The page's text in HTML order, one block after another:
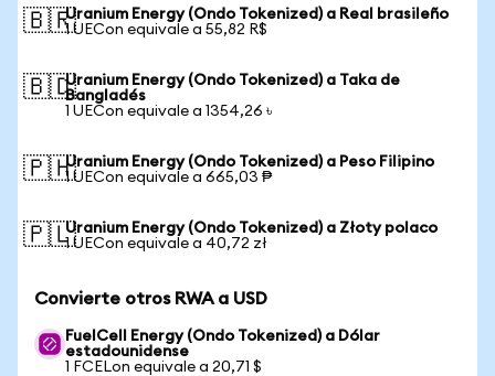
🇧🇷Uranium Energy (Ondo Tokenized) a Real brasileño
1 UECon equivale a 55,82 R$
🇧🇩Uranium Energy (Ondo Tokenized) a Taka de
Bangladés
1 UECon equivale a 1354,26 ৳
🇵🇭Uranium Energy (Ondo Tokenized) a Peso Filipino
1 UECon equivale a 665,03 ₱
🇵🇱Uranium Energy (Ondo Tokenized) a Złoty polaco
1 UECon equivale a 40,72 zł
Convierte otros RWA a USD
FuelCell Energy (Ondo Tokenized) a Dólar
estadounidense
1 FCELon equivale a 20,71 $